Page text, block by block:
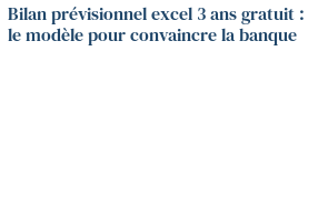
Bilan prévisionnel excel 3 ans gratuit :
le modèle pour convaincre la banque